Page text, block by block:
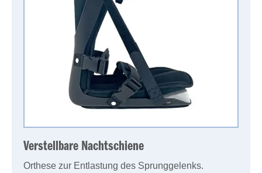
Verstellbare Nachtschiene
Orthese zur Entlastung des Sprunggelenks.